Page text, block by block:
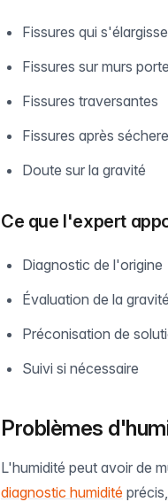
Fissures qui
Fissures sur murs
Fissures traversantes
Fissures après
Doute sur la gravité
Ce que l'expert
Diagnostic de l'origine
Évaluation de la gravité
Préconisation de
Suivi si nécessaire
Problèmes
L'humidité peut avoir de
diagnostic humidité